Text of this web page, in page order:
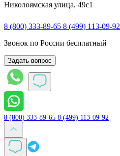
Николоямская улица, 49с1
8 (800) 333-89-65 8 (499) 113-09-92
Звонок по России бесплатный
Задать вопрос
8 (800) 333-89-65 8 (499) 113-09-92